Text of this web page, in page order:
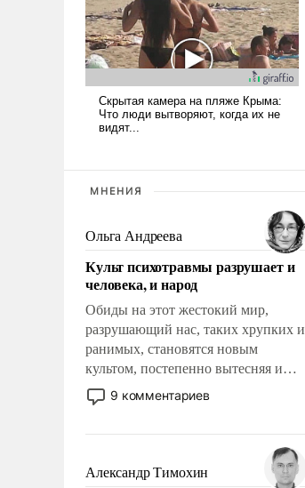
МНЕНИЯ
Ольга Андреева
Культ психотравмы разрушает и
человека, и народ
Обиды на этот жестокий мир,
разрушающий нас, таких хрупких и
ранимых, становятся новым
культом, постепенно вытесняя и
отменяя традиционное требование к
человеку – быть мужественным и
на себя ответственность, помогать
слабым, идти вперед и
9 комментариев
Александр Тимохин